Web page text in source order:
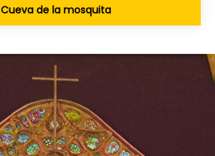
Cueva de la mosquita